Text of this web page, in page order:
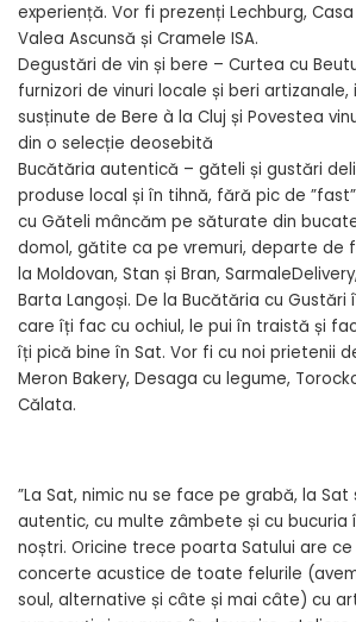
experiență. Vor fi prezenți Lechburg, Casa
Valea Ascunsă și Cramele ISA.
Degustări de vin și bere – Curtea cu
furnizori de vinuri locale și beri
susținute de Bere à la Cluj și Povestea
din o selecție deosebită
Bucătăria autentică – găteli și gustări
produse local și în tihnă, fără pic de
cu Găteli mâncăm pe săturate din
domol, gătite ca pe vremuri, departe de
la Moldovan, Stan și Bran,
Barta Langoși. De la Bucătăria cu Gustări
care îți fac cu ochiul, le pui în traistă și
îți pică bine în Sat. Vor fi cu noi prietenii
Meron Bakery, Desaga cu legume,
Călata.
”La Sat, nimic nu se face pe grabă, la
autentic, cu multe zâmbete și cu bucuria
noștri. Oricine trece poarta Satului are
concerte acustice de toate felurile
soul, alternative și câte și mai câte) cu